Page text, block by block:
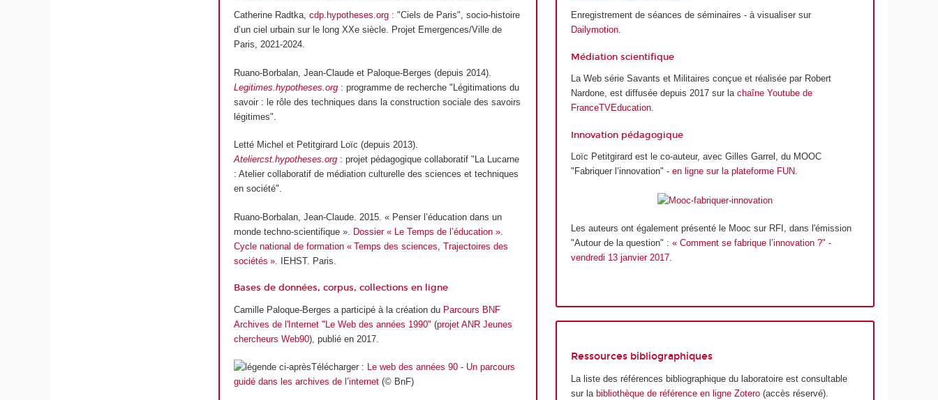
Catherine Radtka, cdp.hypotheses.org: "Ciels de Paris", socio-histoire
d’un ciel urbain sur le long XXe siècle. Projet Emergences/Ville de
Paris, 2021-2024.
Ruano-Borbalan, Jean-Claude et Paloque-Berges (depuis 2014).
Legitimes.hypotheses.org: programme de recherche "Légitimations du
savoir : le rôle des techniques dans la construction sociale des savoirs
légitimes".
Letté Michel et Petitgirard Loïc (depuis 2013).
Ateliercst.hypotheses.org: projet pédagogique collaboratif "La Lucarne
: Atelier collaboratif de médiation culturelle des sciences et techniques
en société".
Ruano-Borbalan, Jean-Claude. 2015. « Penser l’éducation dans un
monde techno-scientifique ».
Dossier « Le Temps de l’éducation ».
Cycle national de formation « Temps des sciences, Trajectoires des
sociétés ». IEHST. Paris.
Bases de données, corpus, collections en ligne
Camille Paloque-Berges a participé à la création du Parcours BNF
Archives de l'Internet "Le Web des années 1990" (projet ANR Jeunes
chercheurs Web90), publié en 2017.
Télécharger: Le web des années 90 - Un parcours
guidé dans les archives de l’internet (© BnF)
Enregistrement de séances de séminaires - à visualiser sur
Dailymotion.
Médiation scientifique
La Web série Savants et Militaires conçue et réalisée par Robert
Nardone, est diffusée depuis 2017 sur la chaîne Youtube de
FranceTVEducation.
Innovation pédagogique
Loïc Petitgirard est le co-auteur, avec Gilles Garrel, du MOOC
"Fabriquer l’innovation" - en ligne sur la plateforme FUN.
Les auteurs ont également présenté le Mooc sur RFI, dans l'émission
"Autour de la question" : « Comment se fabrique l’innovation ?" -
vendredi 13 janvier 2017.
Ressources bibliographiques
La liste des références bibliographique du laboratoire est consultable
sur labibliothèque de référence en ligne Zotero(accès réservé).